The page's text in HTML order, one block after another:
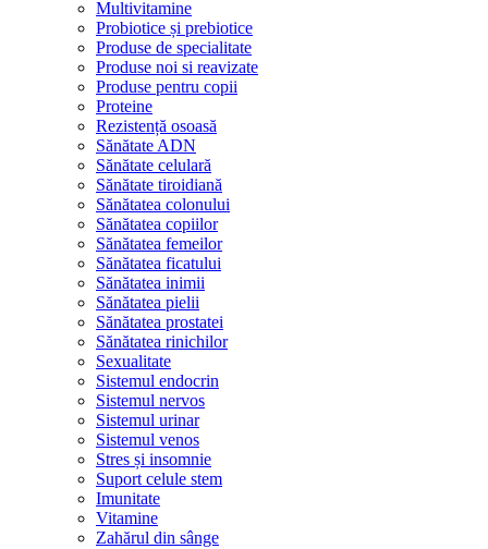
Multivitamine
Probiotice și prebiotice
Produse de specialitate
Produse noi si reavizate
Produse pentru copii
Proteine
Rezistență osoasă
Sănătate ADN
Sănătate celulară
Sănătate tiroidiană
Sănătatea colonului
Sănătatea copiilor
Sănătatea femeilor
Sănătatea ficatului
Sănătatea inimii
Sănătatea pielii
Sănătatea prostatei
Sănătatea rinichilor
Sexualitate
Sistemul endocrin
Sistemul nervos
Sistemul urinar
Sistemul venos
Stres și insomnie
Suport celule stem
Imunitate
Vitamine
Zahărul din sânge